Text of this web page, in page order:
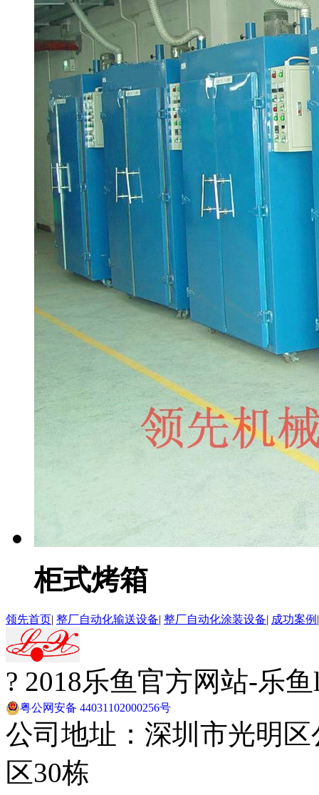
柜式烤箱
领先首页 整厂自动化输送设备 整厂自动化涂装设备 成功案例
? 2018乐鱼官方网站-乐
粤公网安备 44031102000256号
公司地址：深圳市光明
区30栋